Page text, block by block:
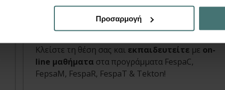
Προσαρμογή
On line μαθήματα
FespaC, FespaM, FespaR, Tekton, Συνδέσεις |
Άρθρο
Κλείστε τη θέση σας και εκπαιδευτείτε με on-
line μαθήματα στα προγράμματα FespaC,
FepsaM, FespaR, FespaT & Tekton!